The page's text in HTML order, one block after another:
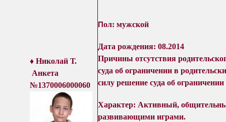
♦ Николай Т.
Анкета
№1370006000060
Пол: мужской
Дата рождения: 08.2014
Причины отсутствия
суда об ограничении в
силу решение суда об
Характер: Активный,
развивающими играми.